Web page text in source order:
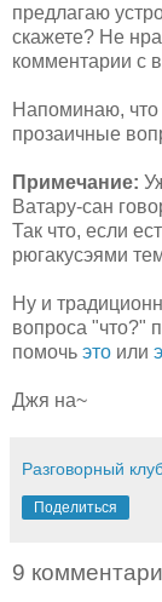
предлагаю
скажете? Не
комментарии с
Напоминаю, что
прозаичные
Примечание:
Ватару-сан
Так что, если
рюгакусэями
Ну и
вопроса "что?"
помочь это или
Джя на~
Разговорный
Поделиться
9